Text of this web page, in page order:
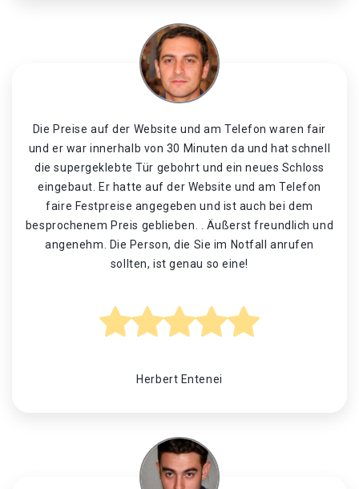
Die Preise auf der Website und am Telefon waren fair
und er war innerhalb von 30 Minuten da und hat schnell
die supergeklebte Tür gebohrt und ein neues Schloss
eingebaut. Er hatte auf der Website und am Telefon
faire Festpreise angegeben und ist auch bei dem
besprochenem Preis geblieben. . Äußerst freundlich und
angenehm. Die Person, die Sie im Notfall anrufen
sollten, ist genau so eine!
Herbert Entenei